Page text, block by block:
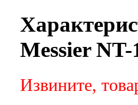
Messier
Извините,